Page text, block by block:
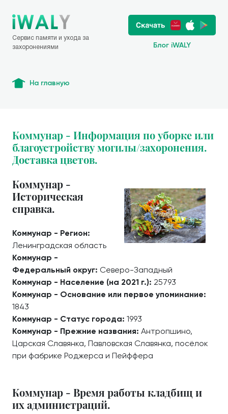
Сервис памяти и ухода за
захоронениями
Блог iWALY
На главную
Коммунар - Информация по уборке или
благоустройству могилы/захоронения.
Доставка цветов.
Коммунар -
Историческая
справка.
Коммунар - Регион:
Ленинградская область
Коммунар -
Федеральный округ: Северо-Западный
Коммунар - Население (на 2021 г.): 25793
Коммунар - Основание или первое упоминание:
1843
Коммунар - Статус города: 1993
Коммунар - Прежние названия: Антропшино,
Царская Славянка, Павловская Славянка, посёлок
при фабрике Роджерса и Пейффера
Коммунар - Время работы кладбищ и
их администраций.